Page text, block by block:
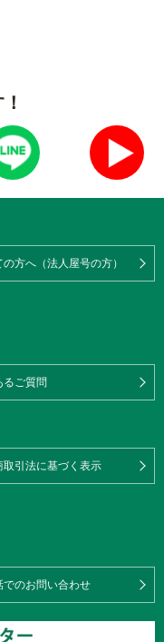
方へ（法人屋号の方）
るご質問
取引法に基づく表示
でのお問い合わせ